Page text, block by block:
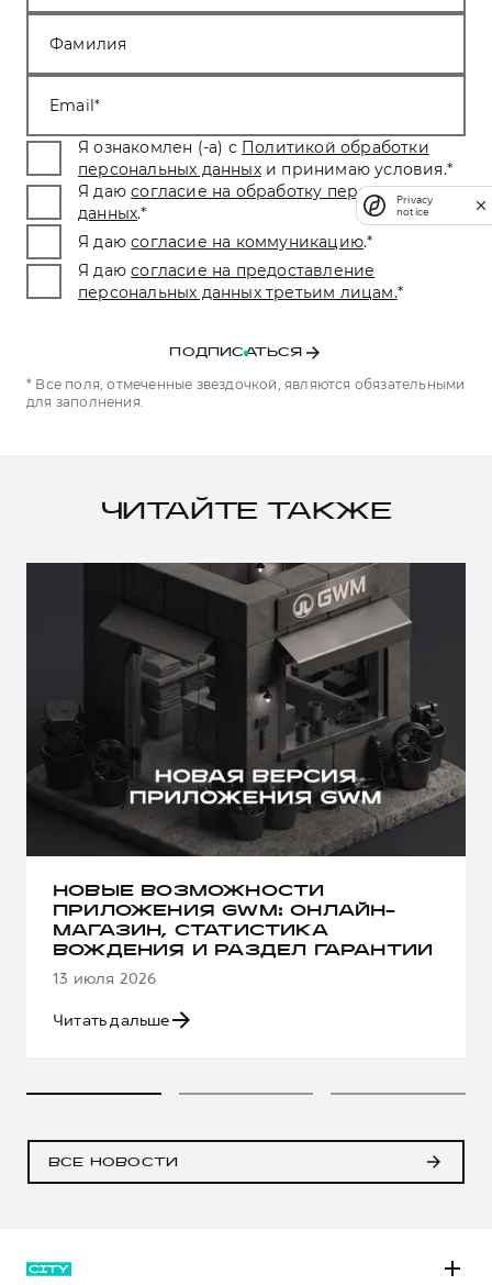
Фамилия
Email
Я ознакомлен (-а) с Политикой обработки
персональных данных и принимаю условия.*
Я даю согласие на обработку персональных
данных.*
Я даю согласие на коммуникацию.*
Я даю согласие на предоставление
персональных данных третьим лицам.*
ПОДПИСАТЬСЯ
* Все поля, отмеченные звездочкой, являются обязательными
для заполнения.
ЧИТАЙТЕ ТАКЖЕ
НОВЫЕ ВОЗМОЖНОСТИ
ПРИЛОЖЕНИЯ GWM: ОНЛАЙН-
МАГАЗИН, СТАТИСТИКА
ВОЖДЕНИЯ И РАЗДЕЛ ГАРАНТИИ
13 июля 2026
Читать дальше
ВСЕ НОВОСТИ
Privacy
notice